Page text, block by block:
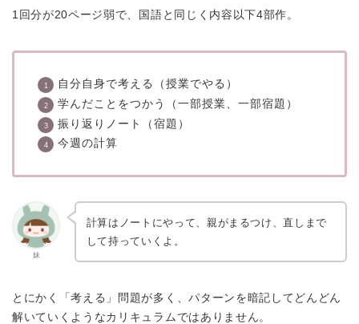
1回分が20ページ弱で、国語と同じく内容以下4部作。
自分自身で考える（授業でやる）
学んだことをつかう（一部授業、一部宿題）
振り返りノート（宿題）
今週の計算
妹
計算はノートにやって、親がまるつけ、直しまで
して持っていくよ。
とにかく「考える」問題が多く、パターンを暗記してどんどん
解いていくようなカリキュラムではありません。